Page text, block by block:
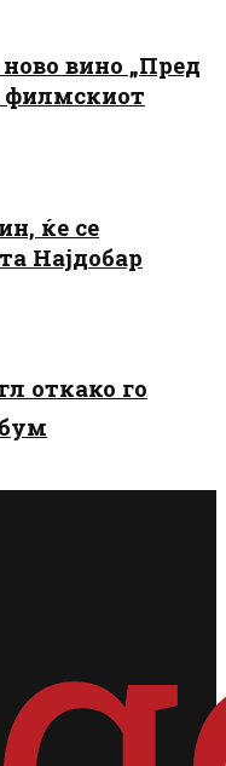
вино „Пред
филмскиот
ќе се
Најдобар
откако го